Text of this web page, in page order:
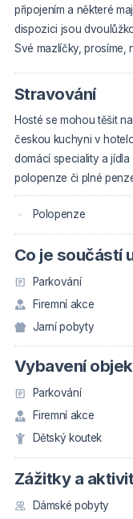
připojením a některé
dispozici jsou
Své mazlíčky, prosíme,
Stravování
Hosté se mohou těšit
českou kuchyni v
domácí speciality a
polopenze či plné
Polopenze
Co je součástí
Parkování
Firemní akce
Jarní pobyty
Vybavení
Parkování
Firemní akce
Dětský koutek
Zážitky a
Dámské pobyty